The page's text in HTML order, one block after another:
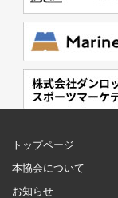
トップページ
本協会について
お知らせ